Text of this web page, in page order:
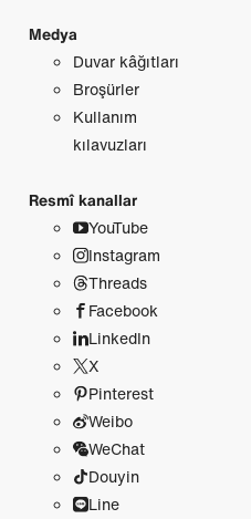
Medya
Duvar kâğıtları
Broşürler
Kullanım
kılavuzları
Resmî kanallar
YouTube
Instagram
Threads
Facebook
LinkedIn
X
Pinterest
Weibo
WeChat
Douyin
Line